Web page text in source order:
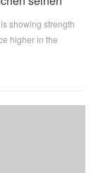
showing strength
higher in the